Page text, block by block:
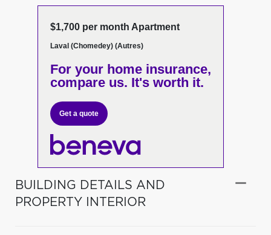
$1,700 per month Apartment
Laval (Chomedey) (Autres)
For your home insurance,
compare us. It's worth it.
Get a quote
BUILDING DETAILS AND
PROPERTY INTERIOR